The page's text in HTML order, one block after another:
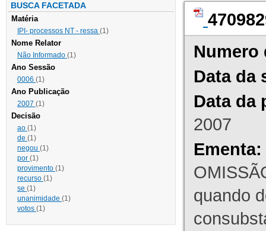
BUSCA FACETADA
Matéria
IPI- processos NT - ressa (1)
Nome Relator
Não Informado (1)
Ano Sessão
0006 (1)
Ano Publicação
2007 (1)
Decisão
ao (1)
de (1)
negou (1)
por (1)
provimento (1)
recurso (1)
se (1)
unanimidade (1)
votos (1)
Numero
Data da
Data da
2007
Ementa:
quando